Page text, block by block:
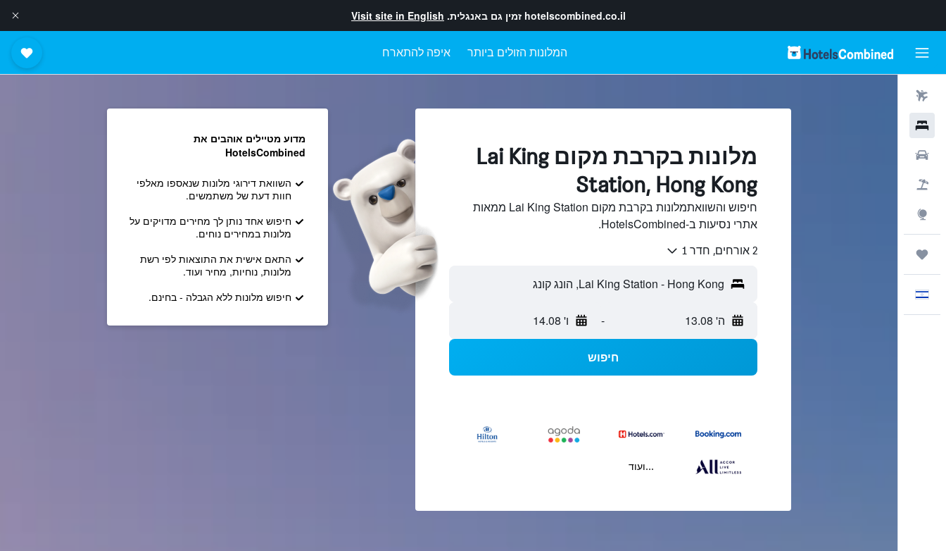
hotelscombined.co.il זמין גם באנגלית. Visit site in English
המלונות הזולים ביותר איפה להתארח
מלונות בקרבת מקום Lai King
Station, Hong Kong
חיפוש והשוואתמלונות בקרבת מקום Lai King Station ממאות
אתרי נסיעות ב-HotelsCombined.
2 אורחים, חדר 1
ה' 13.08 - ו' 14.08
חיפוש
...ועוד
מדוע מטיילים אוהבים את
HotelsCombined
השוואת דירוגי מלונות שנאספו מאלפי
חוות דעת של משתמשים.
חיפוש אחד נותן לך מחירים מדויקים על
מלונות במחירים נוחים.
התאם אישית את התוצאות לפי רשת
מלונות, נוחיות, מחיר ועוד.
חיפוש מלונות ללא הגבלה - בחינם.